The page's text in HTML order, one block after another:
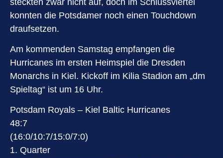
konnten die Potsdamer noch einen Touchdown
draufsetzen.
Am kommenden Samstag empfangen die
Hurricanes im ersten Heimspiel die Dresden
Monarchs in Kiel. Kickoff im Kilia Stadion am „dm
Spieltag“ ist um 16 Uhr.
Potsdam Royals – Kiel Baltic Hurricanes
48:7
(16:0/10:7/15:0/7:0)
1. Quarter